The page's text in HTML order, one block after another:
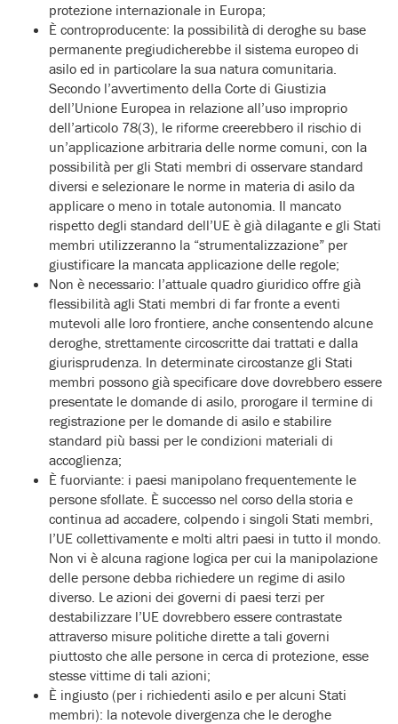
protezione internazionale in Europa;
È controproducente: la possibilità di deroghe su base
permanente pregiudicherebbe il sistema europeo di
asilo ed in particolare la sua natura comunitaria.
Secondo l’avvertimento della Corte di Giustizia
dell’Unione Europea in relazione all’uso improprio
dell’articolo 78(3), le riforme creerebbero il rischio di
un’applicazione arbitraria delle norme comuni, con la
possibilità per gli Stati membri di osservare standard
diversi e selezionare le norme in materia di asilo da
applicare o meno in totale autonomia. Il mancato
rispetto degli standard dell’UE è già dilagante e gli Stati
membri utilizzeranno la “strumentalizzazione” per
giustificare la mancata applicazione delle regole;
Non è necessario: l’attuale quadro giuridico offre già
flessibilità agli Stati membri di far fronte a eventi
mutevoli alle loro frontiere, anche consentendo alcune
deroghe, strettamente circoscritte dai trattati e dalla
giurisprudenza. In determinate circostanze gli Stati
membri possono già specificare dove dovrebbero essere
presentate le domande di asilo, prorogare il termine di
registrazione per le domande di asilo e stabilire
standard più bassi per le condizioni materiali di
accoglienza;
È fuorviante: i paesi manipolano frequentemente le
persone sfollate. È successo nel corso della storia e
continua ad accadere, colpendo i singoli Stati membri,
l’UE collettivamente e molti altri paesi in tutto il mondo.
Non vi è alcuna ragione logica per cui la manipolazione
delle persone debba richiedere un regime di asilo
diverso. Le azioni dei governi di paesi terzi per
destabilizzare l’UE dovrebbero essere contrastate
attraverso misure politiche dirette a tali governi
piuttosto che alle persone in cerca di protezione, esse
stesse vittime di tali azioni;
È ingiusto (per i richiedenti asilo e per alcuni Stati
membri): la notevole divergenza che le deroghe